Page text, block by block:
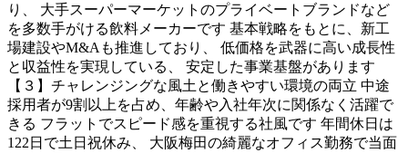
り、 大手スーパーマーケットのプライベートブランドなど
を多数手がける飲料メーカーです 基本戦略をもとに、新工
場建設やM&Aも推進しており、 低価格を武器に高い成長性
と収益性を実現している、 安定した事業基盤があります
【３】チャレンジングな風土と働きやすい環境の両立 中途
採用者が9割以上を占め、年齢や入社年次に関係なく活躍で
きる フラットでスピード感を重視する社風です 年間休日は
122日で土日祝休み、 大阪梅田の綺麗なオフィス勤務で当面